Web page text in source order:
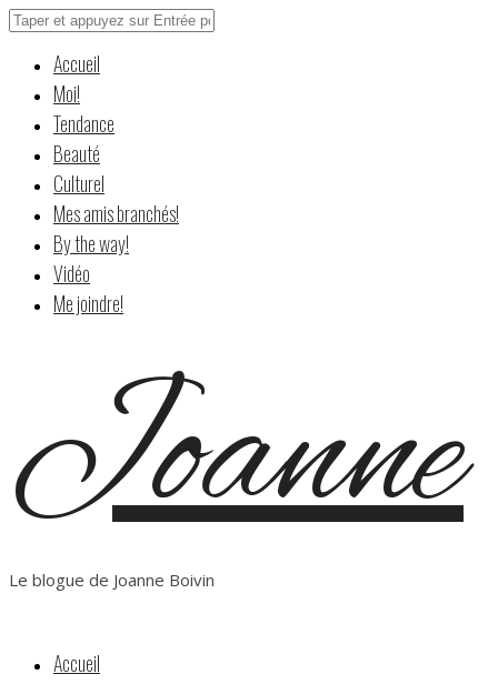
Accueil
Moi!
Tendance
Beauté
Culturel
Mes amis branchés!
By the way!
Vidéo
Me joindre!
Joanne
Le blogue de Joanne Boivin
Accueil